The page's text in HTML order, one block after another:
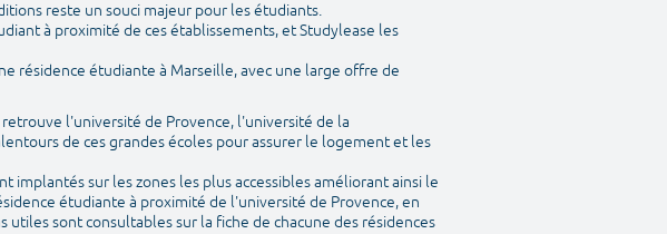
reste un souci majeur pour les étudiants.
à proximité de ces établissements, et Studylease les
résidence étudiante à Marseille, avec une large offre de
l'université de Provence, l'université de la
de ces grandes écoles pour assurer le logement et les
sur les zones les plus accessibles améliorant ainsi le
étudiante à proximité de l'université de Provence, en
sont consultables sur la fiche de chacune des résidences